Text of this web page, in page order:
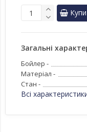
Загальні
Бойлер -
Матеріал -
Стан -
Всі